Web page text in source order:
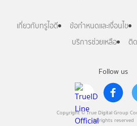
Follow us
Copyright © True Digital Group
All rights reserved
เกี่ยวกับทรูไอดี ข้อกำหนดและเงื่อนไข
บริการช่วยเหลือ
ติ